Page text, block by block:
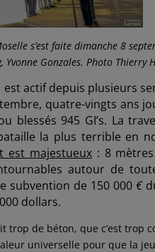
s’est faite dimanche 8
Yvonne Gonzales. Photo Thierry
actif depuis plusieurs
quatre-vingts ans
945 GI’s. La
la plus terrible en
est majestueux : 8
autour de
subvention de 150 000€
dollars.
de béton, que c’est trop
universelle pour que la